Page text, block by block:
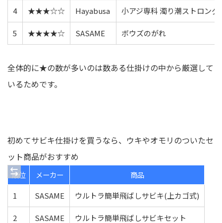
4 ★★★☆☆ Hayabusa 小アジ専科 濁り潮ストロング
5 ★★★★☆ SASAME ボウズのがれ
全体的に★の数が多いのは数ある仕掛けの中から厳選して
いるためです。
初めてサビキ仕掛けを買うなら、ウキやオモリのついたセ
ット商品がおすすめ
順位 メーカー
商品
1
SASAME ウルトラ簡単飛ばしサビキ(上カゴ式)
2 SASAME ウルトラ簡単飛ばしサビキセット